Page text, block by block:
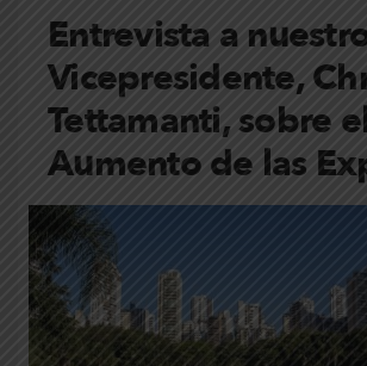
Entrevista a
Vicepresidente,
Tettamanti, sobre
Aumento de las